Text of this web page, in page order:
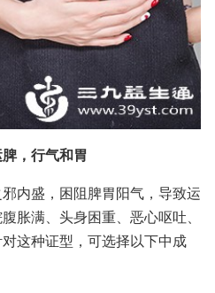
，行气和胃
内盛，困阻脾胃阳气，导致运
胀满、头身困重、恶心呕吐、
这种证型，可选择以下中成